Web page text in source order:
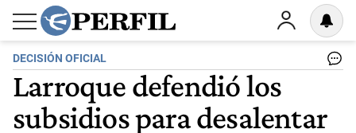
DECISIÓN OFICIAL
Larroque defendió los
subsidios para desalentar